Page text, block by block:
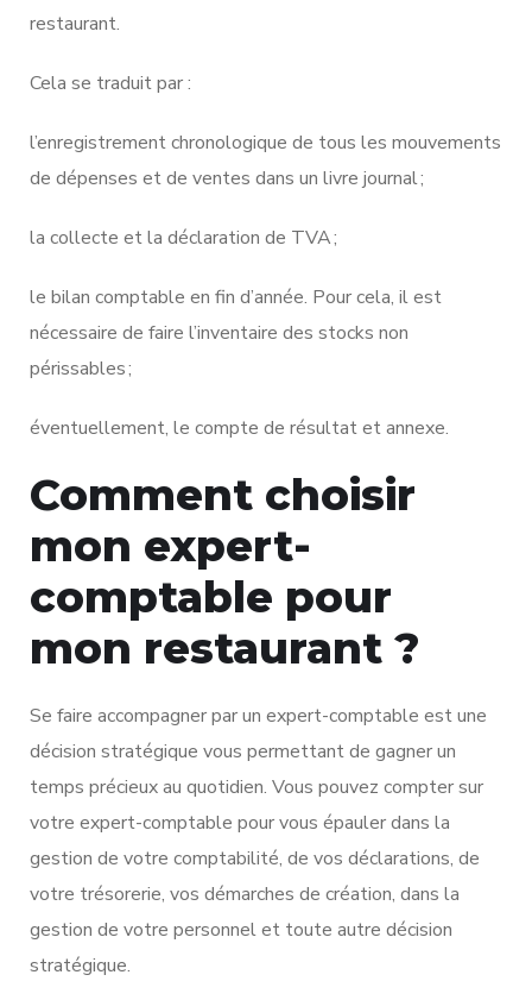
restaurant.
Cela se traduit par :
l’enregistrement chronologique de tous les mouvements
de dépenses et de ventes dans un livre journal ;
la collecte et la déclaration de TVA ;
le bilan comptable en fin d’année. Pour cela, il est
nécessaire de faire l’inventaire des stocks non
périssables ;
éventuellement, le compte de résultat et annexe.
Comment choisir
mon expert-
comptable pour
mon restaurant ?
Se faire accompagner par un expert-comptable est une
décision stratégique vous permettant de gagner un
temps précieux au quotidien. Vous pouvez compter sur
votre expert-comptable pour vous épauler dans la
gestion de votre comptabilité, de vos déclarations, de
votre trésorerie, vos démarches de création, dans la
gestion de votre personnel et toute autre décision
stratégique.